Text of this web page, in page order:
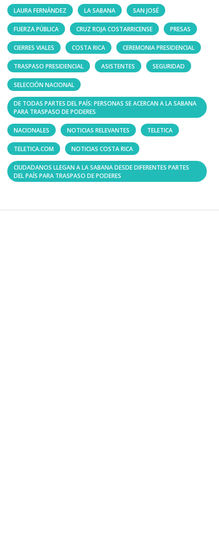
LAURA FERNÁNDEZ LA SABANA SAN JOSÉ
FUERZA PÚBLICA CRUZ ROJA COSTARRICENSE PRESAS
CIERRES VIALES COSTA RICA CEREMONIA PRESIDENCIAL
TRASPASO PRESIDENCIAL ASISTENTES SEGURIDAD
SELECCIÓN NACIONAL
DE TODAS PARTES DEL PAÍS: PERSONAS SE ACERCAN A LA SABANA
PARA TRASPASO DE PODERES
NACIONALES NOTICIAS RELEVANTES TELETICA
TELETICA.COM NOTICIAS COSTA RICA
CIUDADANOS LLEGAN A LA SABANA DESDE DIFERENTES PARTES
DEL PAÍS PARA TRASPASO DE PODERES